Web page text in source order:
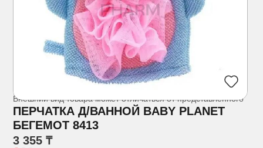
Внешний вид товара может отличаться от представленного
ПЕРЧАТКА Д/ВАННОЙ BABY PLANET
БЕГЕМОТ 8413
3 355 ₸